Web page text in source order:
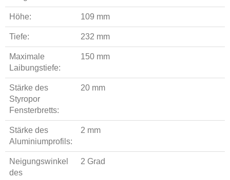
Höhe: 109 mm
Tiefe: 232 mm
Maximale
Laibungstiefe:
150 mm
Stärke des
Styropor
Fensterbretts:
20 mm
Stärke des
Aluminiumprofils:
2 mm
Neigungswinkel
des
2 Grad